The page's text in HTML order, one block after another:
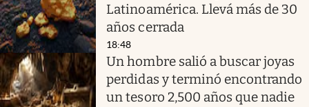
Latinoamérica. Llevá más de 30
años cerrada
18:48
Un hombre salió a buscar joyas
perdidas y terminó encontrando
un tesoro 2,500 años que nadie